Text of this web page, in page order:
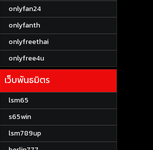
onlyfan24
onlyfanth
onlyfreethai
onlyfree4u
เว็บพันธมิตร
lsm65
s65win
lsm789up